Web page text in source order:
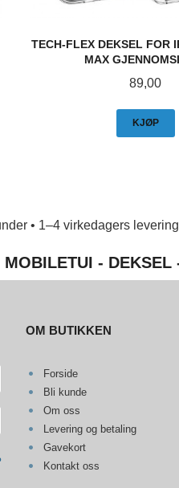
TECH-FLEX DEKSEL FOR
MAX
Pris
89,00
KJØP
• 1–4 virkedagers
-
OM BUTIKKEN
Forside
Bli kunde
Om oss
Levering og betaling
Gavekort
Kontakt oss